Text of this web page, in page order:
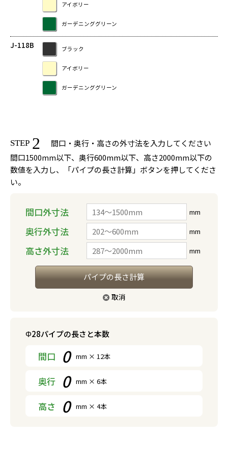
アイボリー
ガーデニンググリーン
J-118B ブラック
アイボリー
ガーデニンググリーン
STEP 2
間口・奥行・高さの外寸法を入力してください
間口1500mm以下、奥行600mm以下、高さ2000mm以下の
数値を入力し、「パイプの長さ計算」ボタンを押してくださ
い。
間口外寸法 mm
奥行外寸法 mm
高さ外寸法 mm
パイプの長さ計算
取消
Φ28パイプの長さと本数
間口 0 mm × 12本
奥行 0 mm × 6本
高さ 0 mm × 4本